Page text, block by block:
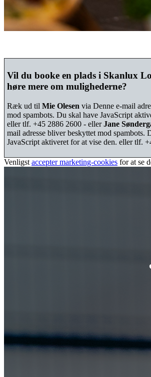
Vil du booke en plads i Skanlux
høre mere om mulighederne?
Ræk ud til Mie Olesen via Denne e-mail
mod spambots. Du skal have JavaScript
eller tlf. +45 2886 2600 - ellerJane
mail adresse bliver beskyttet mod spambots.
JavaScript aktiveret for at vise den. eller tlf.
Venligst accepter marketing-cookies for at se